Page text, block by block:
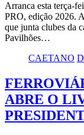
Arranca esta terça-
PRO, edição 2026.
que junta clubes da
Pavilhões…
CAETANO
ABRE O